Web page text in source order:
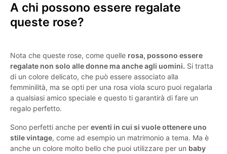
A chi possono essere regalate
queste rose?
Nota che queste rose, come quelle rosa, possono essere
regalate non solo alle donne ma anche agli uomini. Si tratta
di un colore delicato, che può essere associato alla
femminilità, ma se opti per una rosa viola scuro puoi regalarla
a qualsiasi amico speciale e questo ti garantirà di fare un
regalo perfetto.
Sono perfetti anche per eventi in cui si vuole ottenere uno
stile vintage, come ad esempio un matrimonio a tema. Ma è
anche un colore molto bello che puoi utilizzare per un baby